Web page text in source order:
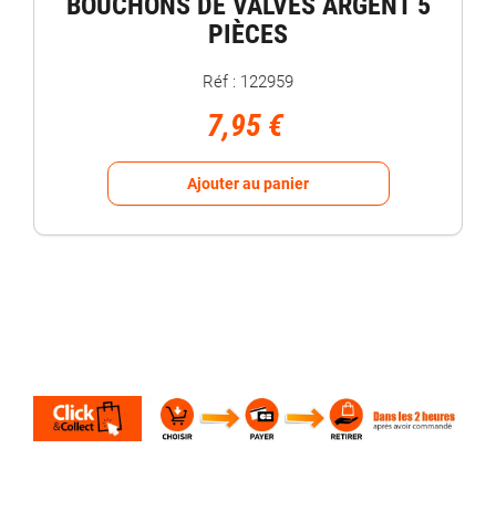
PIÈCES
Réf : 122959
7,95 €
Ajouter au panier